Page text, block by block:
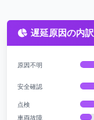
遅延原因の内訳
原因不明
安全確認
点検
車両故障